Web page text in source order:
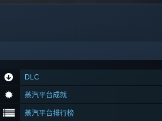
DLC
蒸汽平台成就
蒸汽平台排行榜